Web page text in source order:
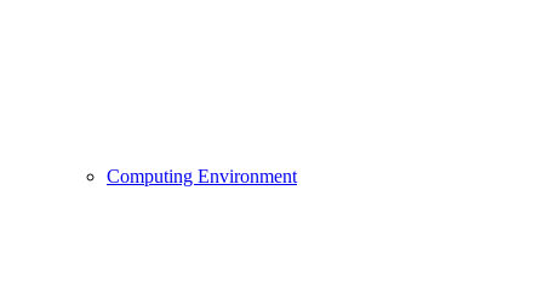
Computing Environment